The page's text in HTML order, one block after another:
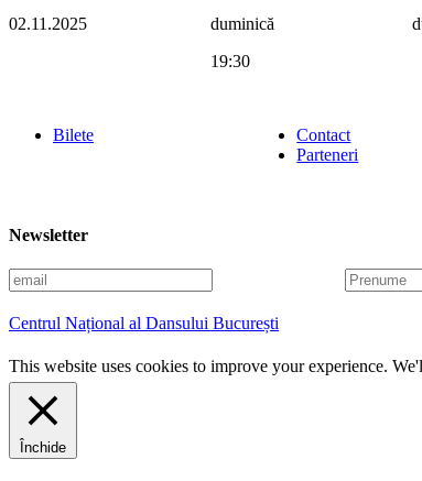
02.11.2025
duminică
19:30
Bilete
Contact
Parteneri
Newsletter
E
m
a
i
l
P
r
u
m
Centrul Național al Dansului București
This website uses cookies to improve your experience.
Închide